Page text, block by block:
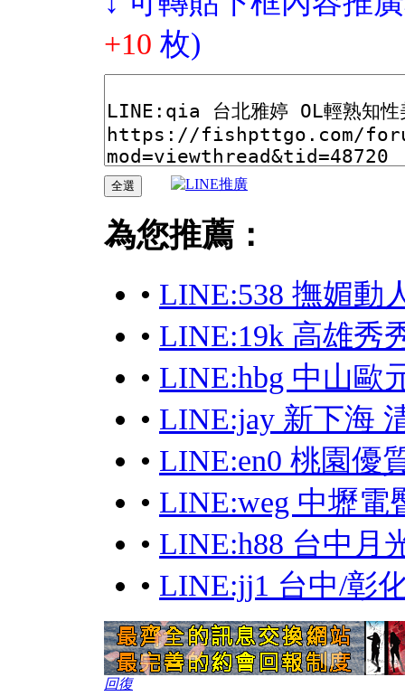
+10 枚)
為您推薦：
• LINE:538 撫媚動
• LINE:19k 高雄秀
• LINE:hbg 中山歐
• LINE:jay 新下海
• LINE:en0 桃園優
• LINE:weg 中壢電
• LINE:h88 台中月
• LINE:jj1 台中/彰
回復